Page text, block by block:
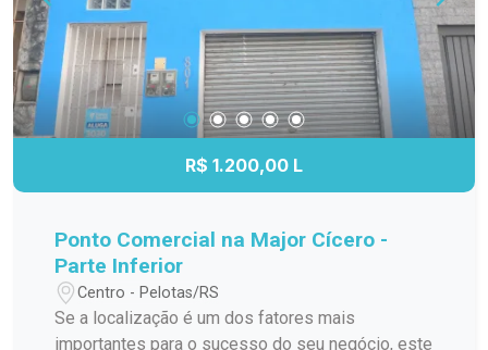
agende sua visita. Venha conhecer de perto tudo
o que esta casa tem a oferecer.
R$ 1.200,00 L
Ponto Comercial na Major Cícero -
Parte Inferior
Centro - Pelotas/RS
Se a localização é um dos fatores mais
importantes para o sucesso do seu negócio, este